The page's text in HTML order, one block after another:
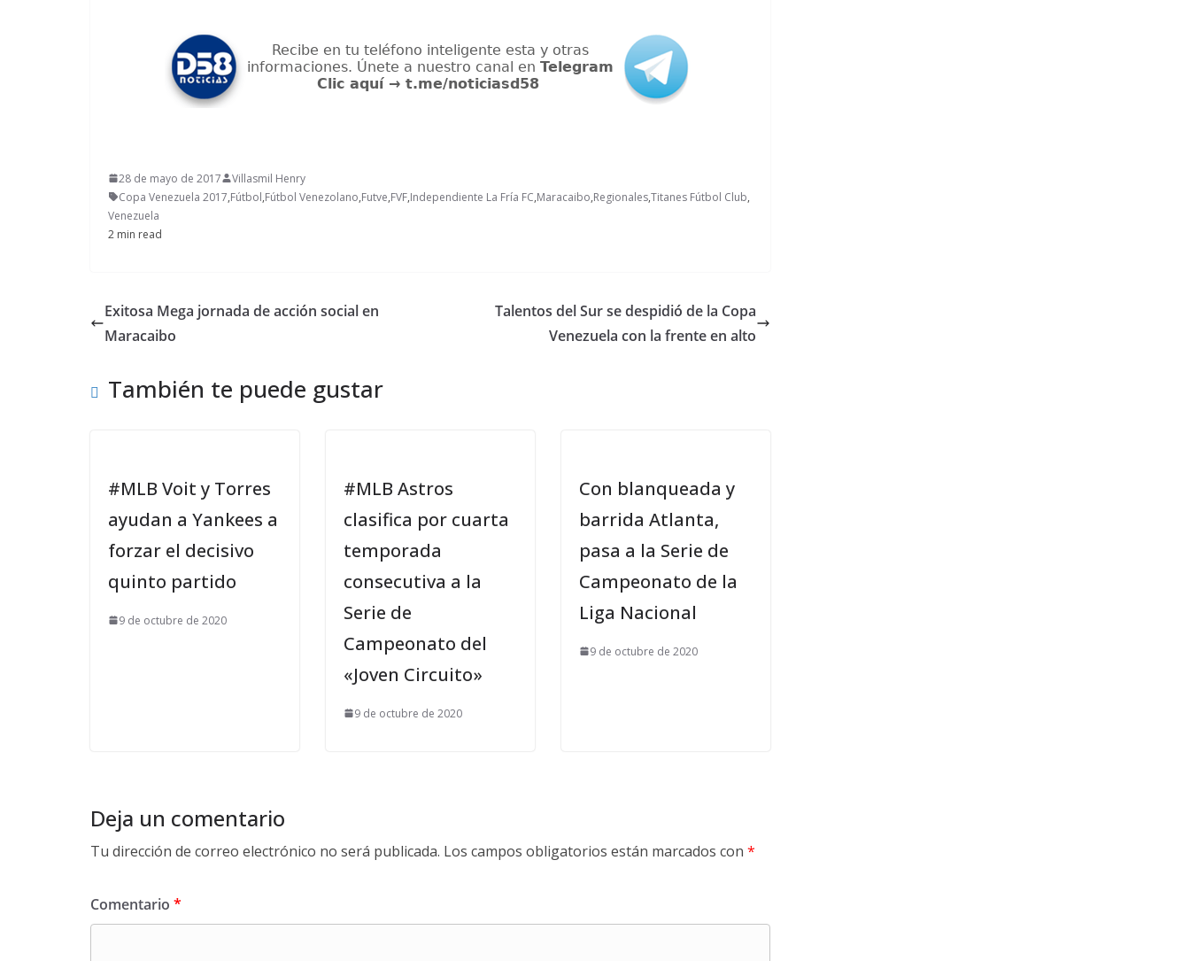
28 de mayo de 2017
Villasmil Henry
Copa Venezuela 2017,Fútbol,Fútbol Venezolano,Futve,FVF,Independiente La Fría FC,Maracaibo,Regionales,Titanes Fútbol Club,
Venezuela
2 min read
Exitosa Mega jornada de acción social en
Maracaibo
Talentos del Sur se despidió de la Copa
Venezuela con la frente en alto
También te puede gustar
#MLB Voit y Torres
ayudan a Yankees a
forzar el decisivo
quinto partido
9 de octubre de 2020
#MLB Astros
clasifica por cuarta
temporada
consecutiva a la
Serie de
Campeonato del
«Joven Circuito»
9 de octubre de 2020
Con blanqueada y
barrida Atlanta,
pasa a la Serie de
Campeonato de la
Liga Nacional
9 de octubre de 2020
Deja un comentario
Tu dirección de correo electrónico no será publicada. Los campos obligatorios están marcados con *
Comentario *